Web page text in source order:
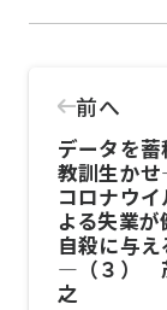
前へ
データを蓄
教訓生か
コロナウ
よる失業が
自殺に与え
―（３）
之